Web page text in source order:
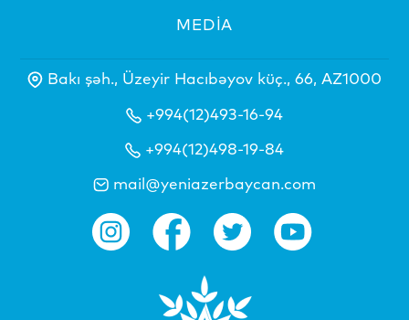
MEDİA
Bakı şəh., Üzeyir Hacıbəyov küç., 66, AZ1000
+994(12)493-16-94
+994(12)498-19-84
mail@yeniazerbaycan.com